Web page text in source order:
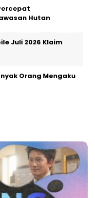
Hutan
Juli 2026 Klaim
Orang Mengaku